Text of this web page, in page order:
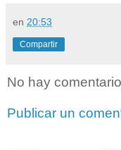
en 20:53
Compartir
No hay
Publicar un